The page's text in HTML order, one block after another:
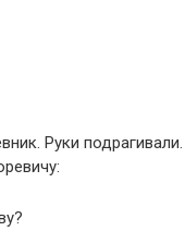
Руки подрагивали.